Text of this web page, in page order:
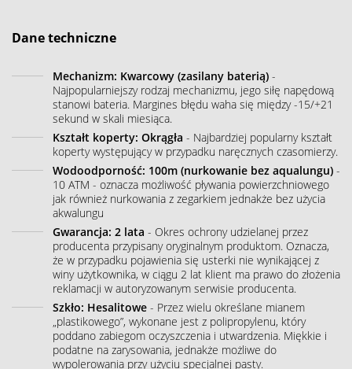
Dane techniczne
Mechanizm: Kwarcowy (zasilany baterią) -
Najpopularniejszy rodzaj mechanizmu, jego siłę napędową
stanowi bateria. Margines błędu waha się między -15/+21
sekund w skali miesiąca.
Kształt koperty: Okrągła - Najbardziej popularny kształt
koperty występujący w przypadku naręcznych czasomierzy.
Wodoodporność: 100m (nurkowanie bez aqualungu) -
10 ATM - oznacza możliwość pływania powierzchniowego
jak również nurkowania z zegarkiem jednakże bez użycia
akwalungu
Gwarancja: 2 lata - Okres ochrony udzielanej przez
producenta przypisany oryginalnym produktom. Oznacza,
że w przypadku pojawienia się usterki nie wynikającej z
winy użytkownika, w ciągu 2 lat klient ma prawo do złożenia
reklamacji w autoryzowanym serwisie producenta.
Szkło: Hesalitowe - Przez wielu określane mianem
„plastikowego”, wykonane jest z polipropylenu, który
poddano zabiegom oczyszczenia i utwardzenia. Miękkie i
podatne na zarysowania, jednakże możliwe do
wypolerowania przy użyciu specjalnej pasty.